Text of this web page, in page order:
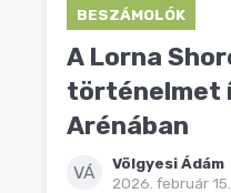
BESZÁMOLÓK
A Lorna
történelmet
Arénában
VÁ
Völgyesi Ádám
2026. február 15.